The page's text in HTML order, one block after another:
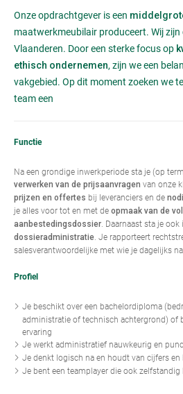
Onze opdrachtgever is een
maatwerkmeubilair produceert. Wij zijn
Vlaanderen. Door een sterke focus op
ethisch ondernemen, zijn we een
vakgebied. Op dit moment zoeken we
team een
Functie
Na een grondige inwerkperiode sta je (op
verwerken van de prijsaanvragen van onze
prijzen en offertes bij leveranciers en de
je alles voor tot en met de opmaak van de
aanbestedingsdossier . Daarnaast sta je
dossieradministratie . Je rapporteert
salesverantwoordelijke met wie je dagelijks
Profiel
Je beschikt over een bachelordiploma
administratie of technisch achtergrond) of
ervaring
Je werkt administratief nauwkeurig en
Je denkt logisch na en houdt van cijfers en
Je bent een teamplayer die ook zelfstandig